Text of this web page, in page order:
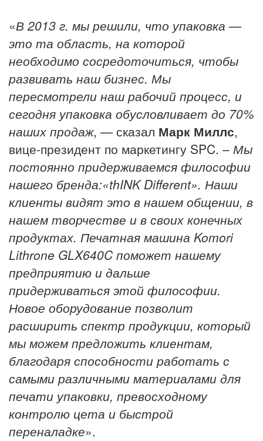
«В 2013 г. мы решили, что упаковка —
это та область, на которой
необходимо сосредоточиться, чтобы
развивать наш бизнес. Мы
пересмотрели наш рабочий процесс, и
сегодня упаковка обусловливает до 70%
наших продаж, — сказал Марк Миллс,
вице-президент по маркетингу SPC. – Мы
постоянно придерживаемся философии
нашего бренда:«thINK Different». Наши
клиенты видят это в нашем общении, в
нашем творчестве и в своих конечных
продуктах. Печатная машина Komori
Lithrone GLX640C поможет нашему
предприятию и дальше
придерживаться этой философии.
Новое оборудование позволит
расширить спектр продукции, который
мы можем предложить клиентам,
благодаря способности работать с
самыми различными материалами для
печати упаковки, превосходному
контролю цета и быстрой
переналадке».